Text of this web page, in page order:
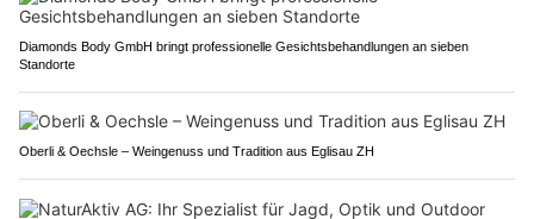
Diamonds Body GmbH bringt professionelle Gesichtsbehandlungen an sieben
Standorte
Oberli & Oechsle – Weingenuss und Tradition aus Eglisau ZH